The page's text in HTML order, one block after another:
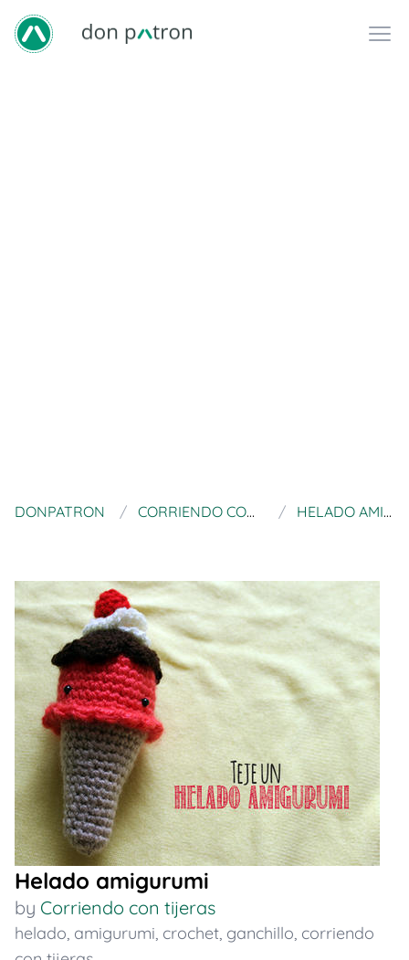
DONPATRON CORRIENDO CON TIJERAS HELADO AMIGURUMI
Helado amigurumi
by Corriendo con tijeras
helado, amigurumi, crochet, ganchillo, corriendo